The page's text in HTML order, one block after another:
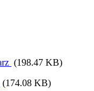
(198.47 KB)
(174.08 KB)